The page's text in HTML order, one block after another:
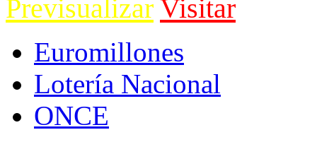
Previsualizar Visitar
Euromillones
Lotería Nacional
ONCE